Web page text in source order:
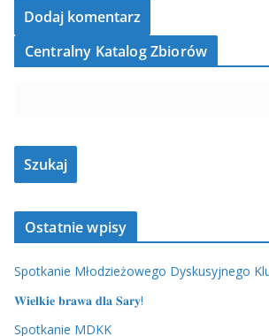
Centralny Katalog Zbiorów
Ostatnie wpisy
Spotkanie Młodzieżowego Dyskusyjnego
𝐖𝐢𝐞𝐥𝐤𝐢𝐞 𝐛𝐫𝐚𝐰𝐚 𝐝𝐥𝐚 𝐒𝐚𝐫𝐲!
Spotkanie MDKK